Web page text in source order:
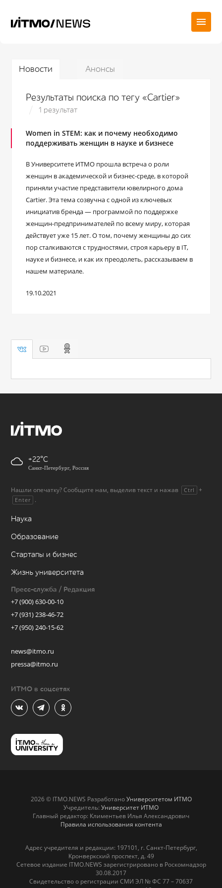
Новости Анонсы
Результаты поиска по тегу «Cartier»
1 результат
Women in STEM: как и почему необходимо
поддерживать женщин в науке и бизнесе
В Университете ИТМО прошла встреча о роли
женщин в академической и бизнес-среде, в которой
приняли участие представители ювелирного дома
Сartier. Эта тема созвучна с одной из ключевых
инициатив бренда ― программой по поддержке
женщин-предпринимателей по всему миру, которая
действует уже 15 лет. О том, почему женщины до сих
пор сталкиваются с трудностями, строя карьеру в IT,
науке и бизнесе, и как их преодолеть, рассказываем в
нашем материале.
19.10.2021
+22
Санкт-Петербург, Россия
Нашли опечатку? Сообщите нам, выделив текст и нажав Ctrl +
Enter .
Наука
Образование
Стартапы и бизнес
Жизнь университета
Пресс-служба / Редакция
+7 (900) 630-00-10
+7 (931) 238-46-72
+7 (950) 240-15-62
news@itmo.ru
pressa@itmo.ru
ИТМО в соцсетях
2026 © ITMO.NEWS РазработаноУниверситетом ИТМО
Учредитель: Университет ИТМО
Главный редактор: Климентьев Илья Александрович
Правила использования контента
Адрес учредителя и редакции: 197101, г. Санкт-Петербург,
Кронверкский проспект, д. 49
Сетевое издание ITMO.NEWS зарегистрировано в Роскомнадзор
30.08.2017
Свидетельство о регистрации СМИ ЭЛ № ФС 77 – 70637